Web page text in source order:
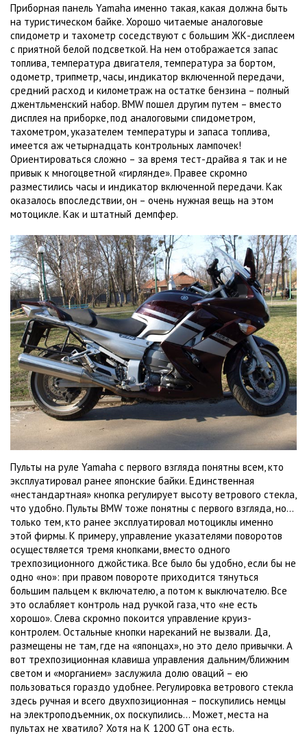
Приборная панель Yamaha именно такая, какая должна быть
на туристическом байке. Хорошо читаемые аналоговые
спидометр и тахометр соседствуют с большим ЖК-дисплеем
с приятной белой подсветкой. На нем отображается запас
топлива, температура двигателя, температура за бортом,
одометр, трипметр, часы, индикатор включенной передачи,
средний расход и километраж на остатке бензина – полный
джентльменский набор. BMW пошел другим путем – вместо
дисплея на приборке, под аналоговыми спидометром,
тахометром, указателем температуры и запаса топлива,
имеется аж четырнадцать контрольных лампочек!
Ориентироваться сложно – за время тест-драйва я так и не
привык к многоцветной «гирлянде». Правее скромно
разместились часы и индикатор включенной передачи. Как
оказалось впоследствии, он – очень нужная вещь на этом
мотоцикле. Как и штатный демпфер.
Пульты на руле Yamaha с первого взгляда понятны всем, кто
эксплуатировал ранее японские байки. Единственная
«нестандартная» кнопка регулирует высоту ветрового стекла,
что удобно. Пульты BMW тоже понятны с первого взгляда, но…
только тем, кто ранее эксплуатировал мотоциклы именно
этой фирмы. К примеру, управление указателями поворотов
осуществляется тремя кнопками, вместо одного
трехпозиционного джойстика. Все было бы удобно, если бы не
одно «но»: при правом повороте приходится тянуться
большим пальцем к включателю, а потом к выключателю. Все
это ослабляет контроль над ручкой газа, что «не есть
хорошо». Слева скромно покоится управление круиз-
контролем. Остальные кнопки нареканий не вызвали. Да,
размещены не там, где на «японцах», но это дело привычки. А
вот трехпозиционная клавиша управления дальним/ближним
светом и «морганием» заслужила долю оваций – ею
пользоваться гораздо удобнее. Регулировка ветрового стекла
здесь ручная и всего двухпозиционная – поскупились немцы
на электроподъемник, ох поскупились… Может, места на
пультах не хватило? Хотя на K 1200 GT она есть.